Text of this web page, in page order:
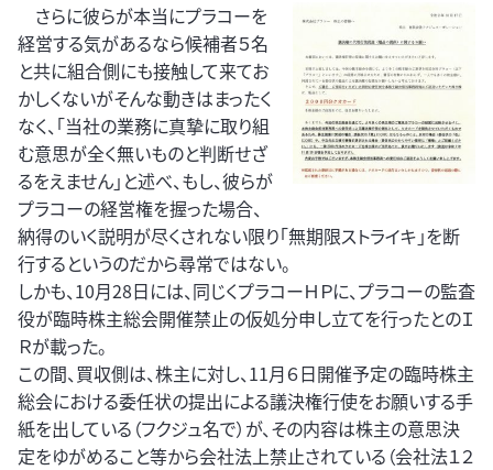
さらに彼らが本当にプラコーを
経営する気があるなら候補者５名
と共に組合側にも接触して来てお
かしくないがそんな動きはまったく
なく、「当社の業務に真摯に取り組
む意思が全く無いものと判断せざ
るをえません」と述べ、もし、彼らが
プラコーの経営権を握った場合、
納得のいく説明が尽くされない限り「無期限ストライキ」を断
行するというのだから尋常ではない。
しかも、10月28日には、同じくプラコーＨＰに、プラコーの監査
役が臨時株主総会開催禁止の仮処分申し立てを行ったとのＩ
Ｒが載った。
この間、買収側は、株主に対し、11月６日開催予定の臨時株主
総会における委任状の提出による議決権行使をお願いする手
紙を出している（フクジュ名で）が、その内容は株主の意思決
定をゆがめること等から会社法上禁止されている（会社法１２